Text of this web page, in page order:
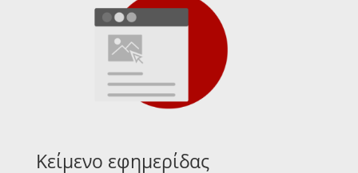
Κείμενο εφημερίδας